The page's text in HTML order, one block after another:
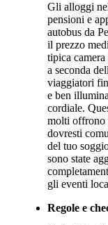
Gli alloggi
pensioni e
autobus da
il prezzo
tipica
a seconda
viaggiatori
e ben
cordiale.
molti offrono
dovresti
del tuo
sono state
gli eventi
Regole e